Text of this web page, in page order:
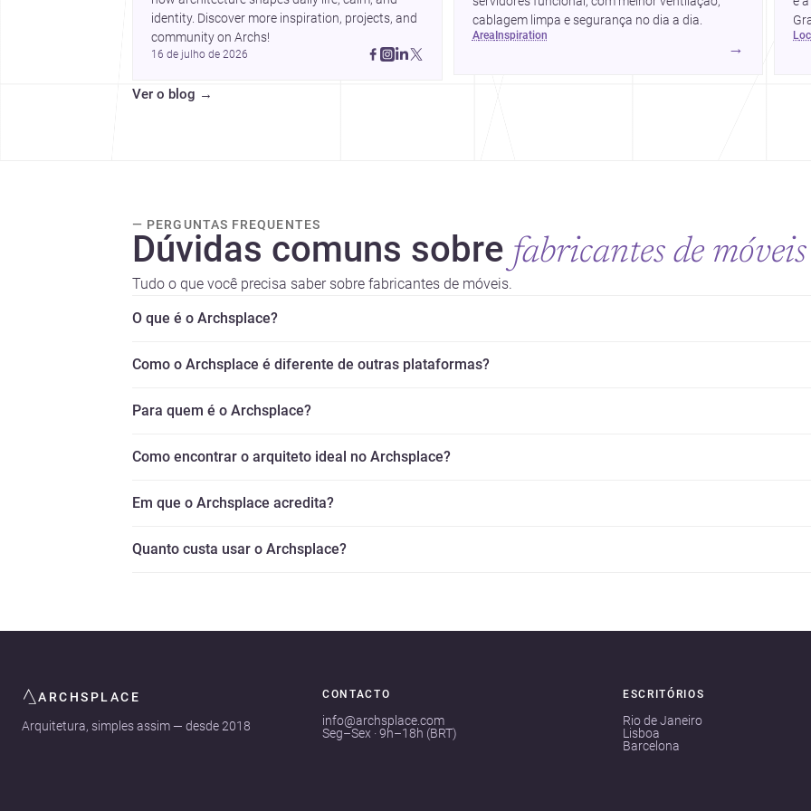
href="https://www.archsplace.pt/construtoras/porto/vila-
nova-de-
gaia">construtoras</a>
para iniciar um projecto.
identity. Discover more inspiration, projects, and
community on Archs!
16 de julho de 2026
cablagem limpa e segurança no dia a dia.
area inspiration
→
Ver o blog →
— PERGUNTAS FREQUENTES
Dúvidas comuns sobre fabricantes de móveis
Tudo o que você precisa saber sobre fabricantes de móveis.
O que é o Archsplace?
Como o Archsplace é diferente de outras plataformas?
Para quem é o Archsplace?
Como encontrar o arquiteto ideal no Archsplace?
Em que o Archsplace acredita?
Quanto custa usar o Archsplace?
ARCHSPLACE
Arquitetura, simples assim — desde 2018
CONTACTO
info@archsplace.com
Seg–Sex · 9h–18h (BRT)
ESCRITÓRIOS
Rio de Janeiro
Lisboa
Barcelona